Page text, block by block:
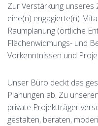
Zur Verstärkung
eine(n) engagierte(n)
Raumplanung (örtliche
Flächenwidmungs- und
Vorkenntnissen und
Unser Büro deckt das
Planungen ab. Zu
private Projektträger
gestalten, beraten,